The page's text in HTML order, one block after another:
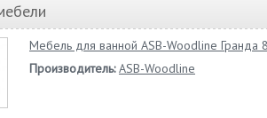
Мебель для ванной ASB-Woodline Гранда
Производитель: ASB-Woodline